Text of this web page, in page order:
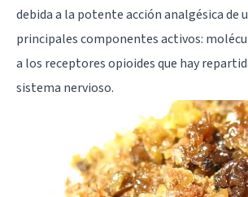
debida a la potente acción analgésica de
principales componentes activos:
a los receptores opioides que hay
sistema nervioso.